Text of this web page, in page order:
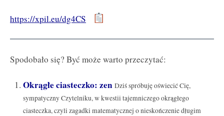
https://xpil.eu/dg4CS
Spodobało się? Być może warto przeczytać:
Okrągłe ciasteczko: zen Dziś spróbuję oświecić Cię,
sympatyczny Czytelniku, w kwestii tajemniczego okrągłego
ciasteczka, czyli zagadki matematycznej o nieskończenie długim